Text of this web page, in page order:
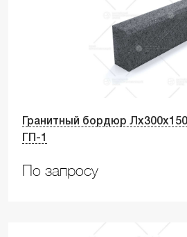
Гранитный бордюр
ГП-1
По запросу